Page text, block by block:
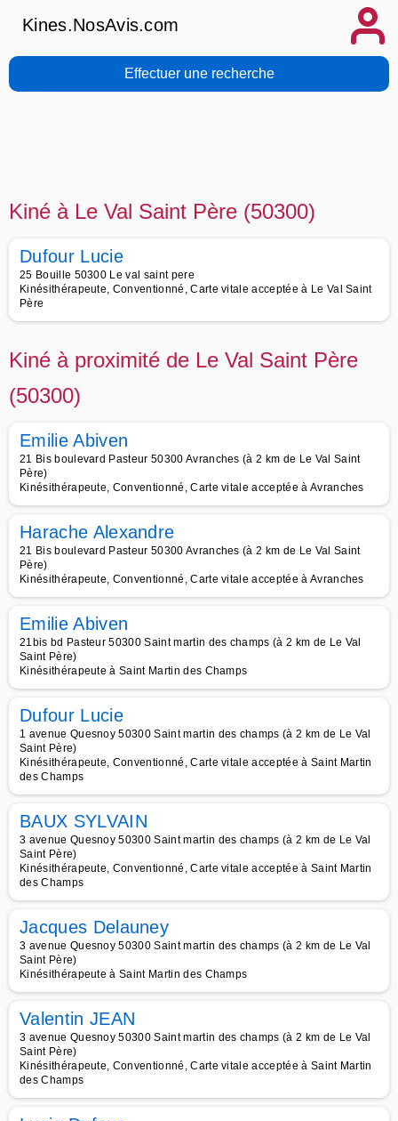
Kines.NosAvis.com
Effectuer une recherche
Kiné à Le Val Saint Père (50300)
Dufour Lucie
25 Bouille 50300 Le val saint pere
Kinésithérapeute, Conventionné, Carte vitale acceptée à Le Val Saint
Père
Kiné à proximité de Le Val Saint Père
(50300)
Emilie Abiven
21 Bis boulevard Pasteur 50300 Avranches (à 2 km de Le Val Saint
Père)
Kinésithérapeute, Conventionné, Carte vitale acceptée à Avranches
Harache Alexandre
21 Bis boulevard Pasteur 50300 Avranches (à 2 km de Le Val Saint
Père)
Kinésithérapeute, Conventionné, Carte vitale acceptée à Avranches
Emilie Abiven
21bis bd Pasteur 50300 Saint martin des champs (à 2 km de Le Val
Saint Père)
Kinésithérapeute à Saint Martin des Champs
Dufour Lucie
1 avenue Quesnoy 50300 Saint martin des champs (à 2 km de Le Val
Saint Père)
Kinésithérapeute, Conventionné, Carte vitale acceptée à Saint Martin
des Champs
BAUX SYLVAIN
3 avenue Quesnoy 50300 Saint martin des champs (à 2 km de Le Val
Saint Père)
Kinésithérapeute, Conventionné, Carte vitale acceptée à Saint Martin
des Champs
Jacques Delauney
3 avenue Quesnoy 50300 Saint martin des champs (à 2 km de Le Val
Saint Père)
Kinésithérapeute à Saint Martin des Champs
Valentin JEAN
3 avenue Quesnoy 50300 Saint martin des champs (à 2 km de Le Val
Saint Père)
Kinésithérapeute, Conventionné, Carte vitale acceptée à Saint Martin
des Champs